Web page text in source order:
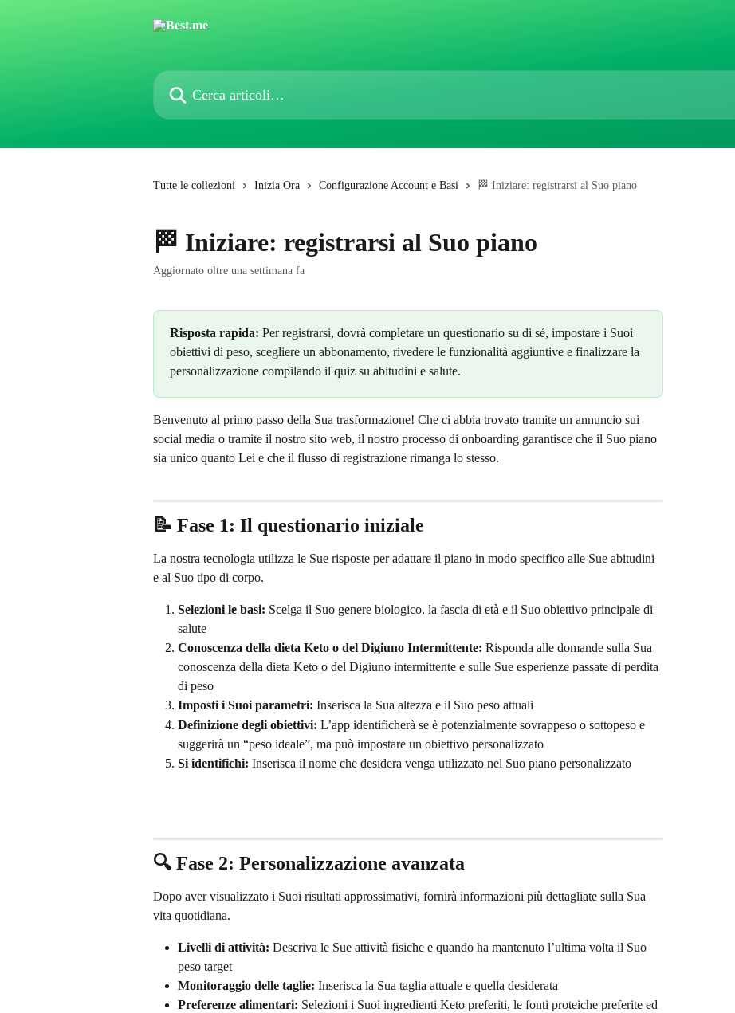
Cerca articoli…
Tutte le collezioni Inizia Ora Configurazione Account e Basi 🏁 Iniziare: registrarsi al Suo piano
🏁 Iniziare: registrarsi al Suo piano
Aggiornato oltre una settimana fa
Risposta rapida: Per registrarsi, dovrà completare un questionario su di sé, impostare i Suoi
obiettivi di peso, scegliere un abbonamento, rivedere le funzionalità aggiuntive e finalizzare la
personalizzazione compilando il quiz su abitudini e salute.
Benvenuto al primo passo della Sua trasformazione! Che ci abbia trovato tramite un annuncio sui
social media o tramite il nostro sito web, il nostro processo di onboarding garantisce che il Suo piano
sia unico quanto Lei e che il flusso di registrazione rimanga lo stesso.
📝 Fase 1: Il questionario iniziale
La nostra tecnologia utilizza le Sue risposte per adattare il piano in modo specifico alle Sue abitudini
e al Suo tipo di corpo.
Selezioni le basi: Scelga il Suo genere biologico, la fascia di età e il Suo obiettivo principale di
salute
Conoscenza della dieta Keto o del Digiuno Intermittente: Risponda alle domande sulla Sua
conoscenza della dieta Keto o del Digiuno intermittente e sulle Sue esperienze passate di perdita
di peso
Imposti i Suoi parametri: Inserisca la Sua altezza e il Suo peso attuali
Definizione degli obiettivi: L’app identificherà se è potenzialmente sovrappeso o sottopeso e
suggerirà un “peso ideale”, ma può impostare un obiettivo personalizzato
Si identifichi: Inserisca il nome che desidera venga utilizzato nel Suo piano personalizzato
🔍 Fase 2: Personalizzazione avanzata
Dopo aver visualizzato i Suoi risultati approssimativi, fornirà informazioni più dettagliate sulla Sua
vita quotidiana.
Livelli di attività: Descriva le Sue attività fisiche e quando ha mantenuto l’ultima volta il Suo
peso target
Monitoraggio delle taglie: Inserisca la Sua taglia attuale e quella desiderata
Preferenze alimentari: Selezioni i Suoi ingredienti Keto preferiti, le fonti proteiche preferite ed